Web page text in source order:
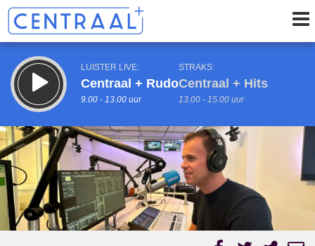
LUISTER LIVE:
Centraal + Rudo
9.00 - 13.00 uur
STRAKS:
Centraal + Hits
13.00 - 15.00 uur
Vorig uur uur 1 van 0 Volgend uur
Inklappen